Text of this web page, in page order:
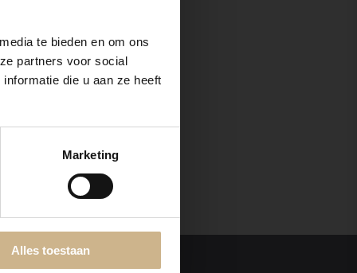
te bieden en om ons
partners voor social
die u aan ze heeft
Marketing
Alles toestaan